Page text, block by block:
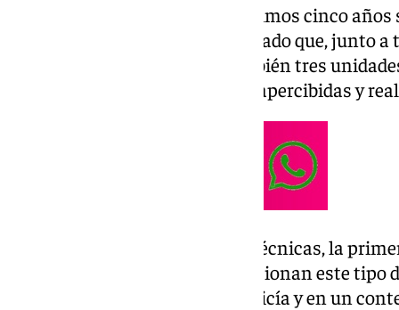
Así, ha destacado que en los últimos cinco
para nuevos agentes y ha detallado que, junto
furgoneta, se han sumado también tres
rotuladas para poder pasar desapercibidas y
Respecto a las características técnicas, la
finalidad es ir viendo cómo funcionan este tipo
las necesidades que tiene la policía y en un